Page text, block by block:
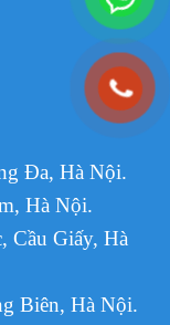
Đa, Hà Nội.
Hà Nội.
Cầu Giấy, Hà
Biên, Hà Nội.